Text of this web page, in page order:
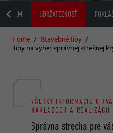
UDRŽATEĽNOSŤ
Home
Stavebné tipy
Tipy na výber správnej strešnej
Správna strecha pre
VŠETKY INFORMÁCIE O
NÁKLADOCH A REALIZÁCII